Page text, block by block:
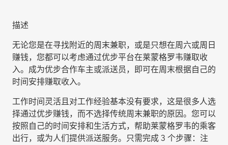
描述
无论您是在寻找附近的周末兼职，或是只想在周六或周日
赚钱，您都可以考虑通过优步平台在莱蒙格罗韦赚取收
入。成为优步合作车主或派送员，即可在周末根据自己的
时间安排赚取收入。
工作时间灵活且对工作经验基本没有要求，这是很多人选
择通过优步赚钱，而不选择传统周末兼职的原因。您可以
按照自己的时间安排和生活方式，帮助莱蒙格罗韦的乘客
出行，或为人们提供派送服务。只需完成 3 个步骤：注